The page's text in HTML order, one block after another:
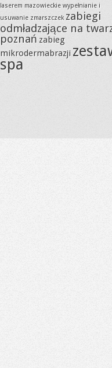
laserem mazowieckie wypełnianie i
usuwanie zmarszczek zabiegi
odmładzające na
poznań zabieg
mikrodermabrazji
spa